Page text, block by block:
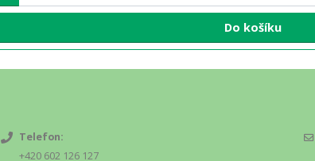
Do košíku
Telefon:
+420 602 126 127